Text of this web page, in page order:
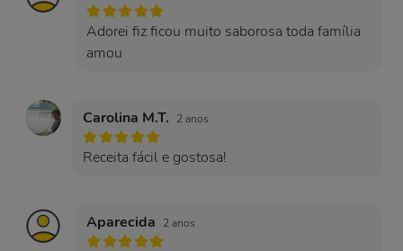
Adorei fiz ficou muito saborosa toda família
amou
Carolina M.T. 2 anos
Receita fácil e gostosa!
Aparecida 2 anos